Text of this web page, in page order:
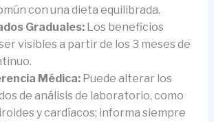
con una dieta equilibrada.
Graduales:Los beneficios
visibles a partir de los 3 meses de
Médica:Puede alterar los
de análisis de laboratorio, como
y cardíacos; informa siempre